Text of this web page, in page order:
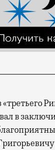
«третьего
в